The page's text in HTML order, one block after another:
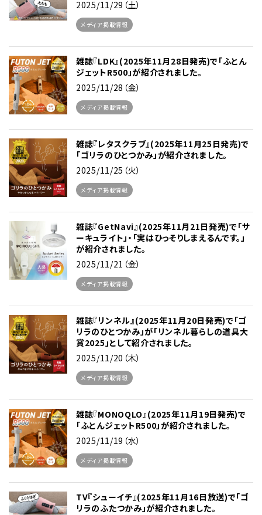
2025/11/29（土）
メディア掲載情報
雑誌『LDK』(2025年11月28日発売)で「ふとん
ジェットR500」が紹介されました。
2025/11/28（金）
メディア掲載情報
雑誌『レタスクラブ』(2025年11月25日発売)で
「ゴリラのひとつかみ」が紹介されました。
2025/11/25（火）
メディア掲載情報
雑誌『GetNavi』(2025年11月21日発売)で「サ
ーキュライト」・「実はひっそりしまえるんです。」
が紹介されました。
2025/11/21（金）
メディア掲載情報
雑誌『リンネル』(2025年11月20日発売)で「ゴ
リラのひとつかみ」が「リンネル暮らしの道具大
賞2025」として紹介されました。
2025/11/20（木）
メディア掲載情報
雑誌『MONOQLO』(2025年11月19日発売)で
「ふとんジェットR500」が紹介されました。
2025/11/19（水）
メディア掲載情報
TV『シューイチ』(2025年11月16日放送)で「ゴ
リラのふたつかみ」が紹介されました。